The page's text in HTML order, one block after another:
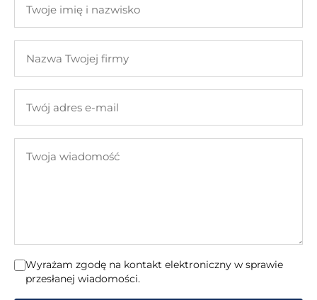
imię
nazwisko
Twojej
adres
mail
wiadomość
Wyrażam zgodę na kontakt elektroniczny w sprawie
przesłanej wiadomości.